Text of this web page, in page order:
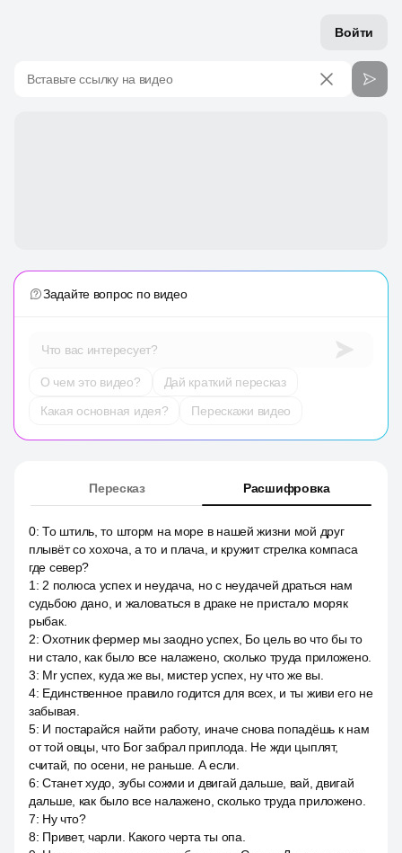
Войти
Вставьте ссылку на видео
Задайте вопрос по видео
Что вас интересует?
О чем это видео?
Дай краткий пересказ
Какая основная идея?
Перескажи видео
Пересказ Расшифровка
0:То штиль, то шторм на море в нашей жизни мой друг
плывёт со хохоча, а то и плача, и кружит стрелка компаса
где север?
1 : 2 полюса успех и неудача, но с неудачей драться нам
судьбою дано, и жаловаться в драке не пристало моряк
рыбак.
2:Охотник фермер мы заодно успех, Бо цель во что бы то
ни стало, как было все налажено, сколько труда приложено.
3: Mr успех, куда же вы, мистер успех, ну что же вы.
4: Единственное правило годится для всех, и ты живи его не
забывая.
5: И постарайся найти работу, иначе снова попадёшь к нам
от той овцы, что Бог забрал приплода. Не жди цыплят,
считай, по осени, не раньше. А если.
6:Станет худо, зубы сожми и двигай дальше, вай, двигай
дальше, как было все налажено, сколько труда приложено.
7: Ну что?
8: Привет, чарли. Какого черта ты опа.